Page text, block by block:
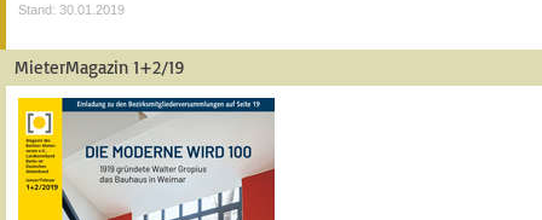
Stand: 30.01.2019
MieterMagazin 1+2/19